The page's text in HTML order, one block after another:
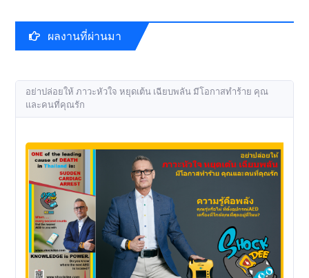
ผลงานที่ผ่านมา
อย่าปล่อยให้ ภาวะหัวใจ หยุดเต้น เฉียบพลัน มีโอกาสทำร้าย คุณ
และคนที่คุณรัก